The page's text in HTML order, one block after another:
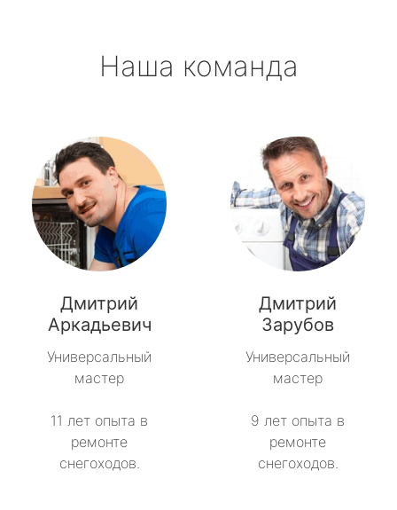
Наша команда
Дмитрий
Аркадьевич
Универсальный
мастер
11 лет опыта в
ремонте
снегоходов.
Дмитрий
Зарубов
Универсальный
мастер
9 лет опыта в
ремонте
снегоходов.